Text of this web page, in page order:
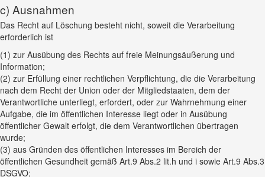
c) Ausnahmen
Das Recht auf Löschung besteht nicht, soweit die Verarbeitung
erforderlich ist
(1) zur Ausübung des Rechts auf freie Meinungsäußerung und
Information;
(2) zur Erfüllung einer rechtlichen Verpflichtung, die die Verarbeitung
nach dem Recht der Union oder der Mitgliedstaaten, dem der
Verantwortliche unterliegt, erfordert, oder zur Wahrnehmung einer
Aufgabe, die im öffentlichen Interesse liegt oder in Ausübung
öffentlicher Gewalt erfolgt, die dem Verantwortlichen übertragen
wurde;
(3) aus Gründen des öffentlichen Interesses im Bereich der
öffentlichen Gesundheit gemäß Art.9 Abs.2 lit.h und i sowie Art.9 Abs.3
DSGVO;